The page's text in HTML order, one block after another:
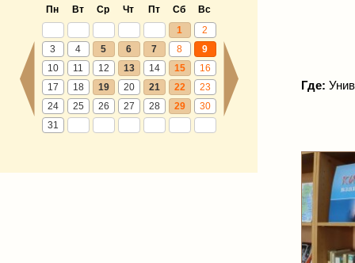
Пн Вт Ср Чт Пт Сб
Вс
1
2
3
4 5 6 7 8
9
10
11 12 13 14 15
16
17
18 19 20 21 22
23
24
25 26 27 28 29
30
31
Где: